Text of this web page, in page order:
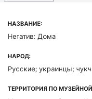
НАЗВАНИЕ:
Негатив: Дома
НАРОД:
Русские; украинцы;
ТЕРРИТОРИЯ ПО